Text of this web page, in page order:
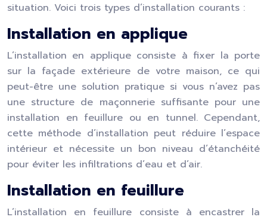
situation. Voici trois types d’installation courants :
Installation en applique
L’installation en applique consiste à fixer la porte
sur la façade extérieure de votre maison, ce qui
peut-être une solution pratique si vous n’avez pas
une structure de maçonnerie suffisante pour une
installation en feuillure ou en tunnel. Cependant,
cette méthode d’installation peut réduire l’espace
intérieur et nécessite un bon niveau d’étanchéité
pour éviter les infiltrations d’eau et d’air.
Installation en feuillure
L’installation en feuillure consiste à encastrer la